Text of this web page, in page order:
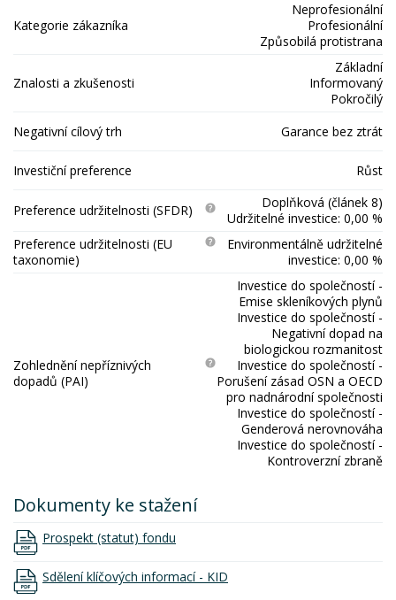
Kategorie zákazníka
Neprofesionální
Profesionální
Způsobilá protistrana
Znalosti a zkušenosti
Základní
Informovaný
Pokročilý
Negativní cílový trh
Garance bez ztrát
Investiční preference Růst
Preference udržitelnosti (SFDR)
Doplňková (článek 8)
Udržitelné investice: 0,00 %
Preference udržitelnosti (EU
taxonomie)
Environmentálně udržitelné
investice: 0,00 %
Zohlednění nepříznivých
dopadů (PAI)
Investice do společností -
Emise skleníkových plynů
Investice do společností -
Negativní dopad na
biologickou rozmanitost
Investice do společností -
Porušení zásad OSN a OECD
pro nadnárodní společnosti
Investice do společností -
Genderová nerovnováha
Investice do společností -
Kontroverzní zbraně
Dokumenty ke stažení
Prospekt (statut) fondu
Sdělení klíčových informací - KID